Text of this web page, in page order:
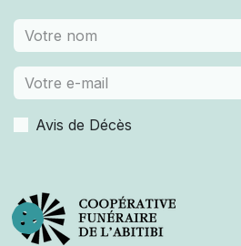
Avis de Décès